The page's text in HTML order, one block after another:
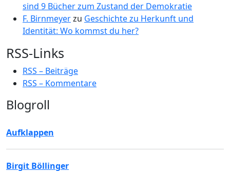
sind 9 Bücher zum Zustand der Demokratie
F. Birnmeyerzu Geschichte zu Herkunft und
Identität: Wo kommst du her?
RSS-Links
RSS – Beiträge
RSS – Kommentare
Blogroll
Aufklappen
Birgit Böllinger